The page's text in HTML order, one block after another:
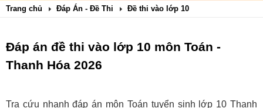
Trang chủ Đáp Án - Đề Thi Đề thi vào lớp 10
Đáp án đề thi vào lớp 10 môn Toán -
Thanh Hóa 2026
Tra cứu nhanh đáp án môn Toán tuyển sinh lớp 10 Thanh